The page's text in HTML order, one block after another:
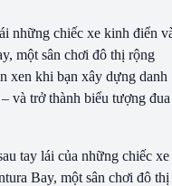
những chiếc xe kinh điển
một sân chơi đô thị rộng
xen khi bạn xây dựng danh
và trở thành biểu tượng đua
tay lái của những chiếc xe
Bay, một sân chơi đô thị